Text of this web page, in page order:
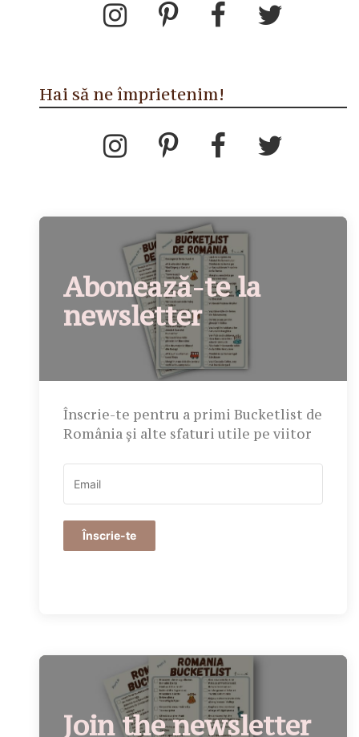
Hai să ne împrietenim!
Abonează-te la
newsletter
Înscrie-te pentru a primi Bucketlist de
România și alte sfaturi utile pe viitor
Înscrie-te
Join the newsletter